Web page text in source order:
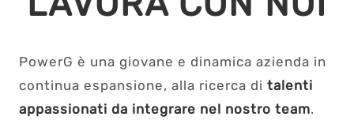
PowerG è una giovane e dinamica azienda in
continua espansione, alla ricerca di talenti
appassionati da integrare nel nostro team.